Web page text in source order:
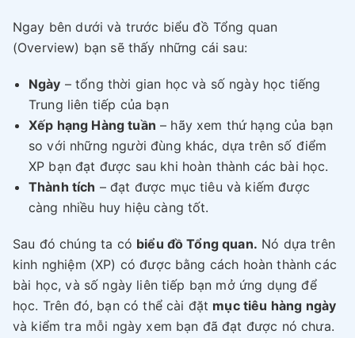
Ngay bên dưới và trước biểu đồ Tổng quan
(Overview) bạn sẽ thấy những cái sau:
Ngày – tổng thời gian học và số ngày học tiếng
Trung liên tiếp của bạn
Xếp hạng Hàng tuần – hãy xem thứ hạng của bạn
so với những người đùng khác, dựa trên số điểm
XP bạn đạt được sau khi hoàn thành các bài học.
Thành tích – đạt được mục tiêu và kiếm được
càng nhiều huy hiệu càng tốt.
Sau đó chúng ta có biểu đồ Tổng quan. Nó dựa trên
kinh nghiệm (XP) có được bằng cách hoàn thành các
bài học, và số ngày liên tiếp bạn mở ứng dụng để
học. Trên đó, bạn có thể cài đặt mục tiêu hàng ngày
và kiểm tra mỗi ngày xem bạn đã đạt được nó chưa.